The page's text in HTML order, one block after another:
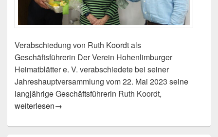
Verabschiedung von Ruth Koordt als
Geschäftsführerin Der Verein Hohenlimburger
Heimatblätter e. V. verabschiedete bei seiner
Jahreshauptversammlung vom 22. Mai 2023 seine
langjährige Geschäftsführerin Ruth Koordt,
Hohenlimburger Heimatblätter:
weiterlesen→